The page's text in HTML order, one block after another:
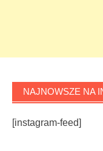
NAJNOWSZE NA
[instagram-feed]